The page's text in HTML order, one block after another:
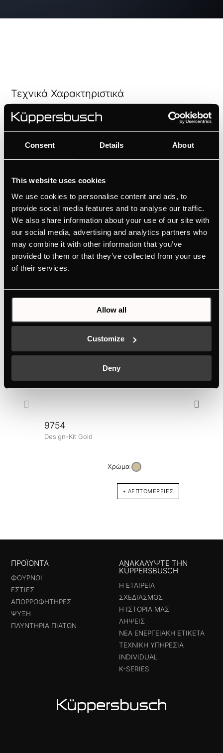
Consent Details About
This website uses cookies
We use cookies to personalise content and ads, to
provide social media features and to analyse our traffic.
We also share information about your use of our site with
our social media, advertising and analytics partners who
may combine it with other information that you’ve
provided to them or that they’ve collected from your use
of their services.
Allow all
Customize
Deny
Τεχνικά Χαρακτηριστικά
ΣΧΕΤΙΚΑ ΠΡΟΪΟΝΤΑ
9754
Design-Kit Gold
Χρώμα
+ ΛΕΠΤΟΜΈΡΕΙΕΣ
ΠΡΟΪΟΝΤΑ
ΦΟΎΡΝΟΙ
ΕΣΤΊΕΣ
ΑΠΟΡΡΟΦΗΤΉΡΕΣ
ΨΎΞΗ
ΠΛΥΝΤΉΡΙΑ ΠΙΆΤΩΝ
ΑΝΑΚΑΛΎΨΤΕ ΤΗΝ
KÜPPERSBUSCH
Η ΕΤΑΙΡΕΊΑ
ΣΧΕΔΙΑΣΜΌΣ
Η ΙΣΤΟΡΊΑ ΜΑΣ
ΛΉΨΕΙΣ
ΝΈΑ ΕΝΕΡΓΕΙΑΚΉ ΕΤΙΚΈΤΑ
ΤΕΧΝΙΚΉ ΥΠΗΡΕΣΊΑ
INDIVIDUAL
K-SERIES